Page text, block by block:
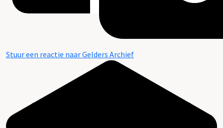
Stuur een reactie naar Gelders Archief